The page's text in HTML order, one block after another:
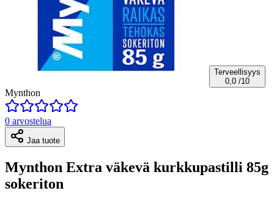
Terveellisyys
0,0 /10
Mynthon
0 arvostelua
Jaa tuote
Mynthon Extra väkevä kurkkupastilli 85g
sokeriton